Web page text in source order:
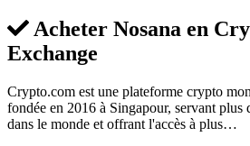
Acheter Nosana en
Exchange
Crypto.com est une plateforme crypto
fondée en 2016 à Singapour, servant
dans le monde et offrant l'accès à plus…